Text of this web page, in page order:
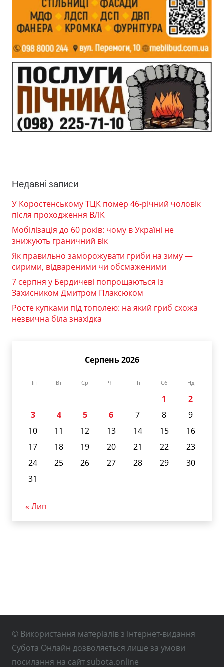
Недавні записи
У Коростенському ТЦК помер 46-річний чоловік
після проходження ВЛК
Мобілізація до 60 років: чому в Україні не
знижують граничний вік
Як правильно заморожувати гриби на зиму —
сирими, відвареними чи обсмаженими
7 серпня у Бердичеві попрощаються із
Захисником Дмитром Плаксюком
Росте купками під тополею: на який гриб схожа
незвична біла знахідка
Серпень 2026
Пн Вт Ср Чт Пт Сб Нд
1
2
3
4 5 6 7 8
9
10
11 12 13 14 15
16
17
18 19 20 21 22
23
24
25 26 27 28 29
30
31
« Лип
© Використання матеріалів з інтернет-видання
Субота Онлайн дозволяється лише за умови
посилання на сайт subota.online